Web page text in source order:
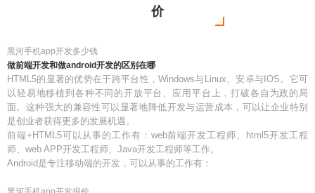
价
黑河手机app开发多少钱
做前端开发和做android开发的区别在哪
HTML5的显著的优势在于跨平台性，Windows与Linux、安卓与IOS。它可
以轻易地移植到各种不同的开放平台、应用平台上，打破各自为政的局
面。这种强大的兼容性可以显著地降低开发与运营成本，可以让企业特别
是创业者获得更多的发展机遇。
前端+HTML5可以从事的工作有：web前端开发工程师、html5开发工程
师、web APP开发工程师、Java开发工程师等工作。
Android是专注移动端的开发，可以从事的工作有：